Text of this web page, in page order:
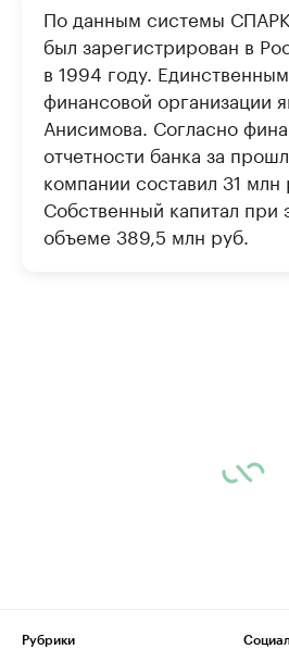
По данным системы
был зарегистрирован в
в 1994 году.
финансовой организации
Анисимова. Согласно
отчетности банка за
компании составил 31 млн
Собственный капитал при
объеме 389,5 млн руб.
Рубрики